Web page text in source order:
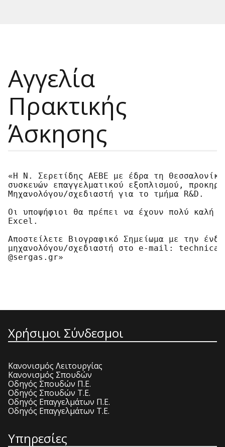
Αγγελία
Πρακτικής
Άσκησης
«Η Ν. Σερετίδης ΑΕΒΕ με έδρα τη
συσκευών επαγγελματικού εξοπλισμού,
Μηχανολόγου/σχεδιαστή για το τμήμα R&D.
Οι υποψήφιοι θα πρέπει να έχουν πολύ καλή
Excel.
Αποστείλετε Βιογραφικό Σημείωμα με την
μηχανολόγου/σχεδιαστή στο e-mail:
Χρήσιμοι Σύνδεσμοι
Κανονισμός Λειτουργίας
Κανονισμός Σπουδών
Οδηγός Σπουδών Π.Ε.
Οδηγός Σπουδών Τ.Ε.
Οδηγός Επαγγελμάτων Π.Ε.
Οδηγός Επαγγελμάτων Τ.Ε.
Υπηρεσίες